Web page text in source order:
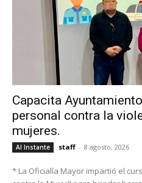
Capacita
personal contra la
mujeres.
Al Instante staff - 8 agosto, 2026
* La Oficialía Mayor impartió el